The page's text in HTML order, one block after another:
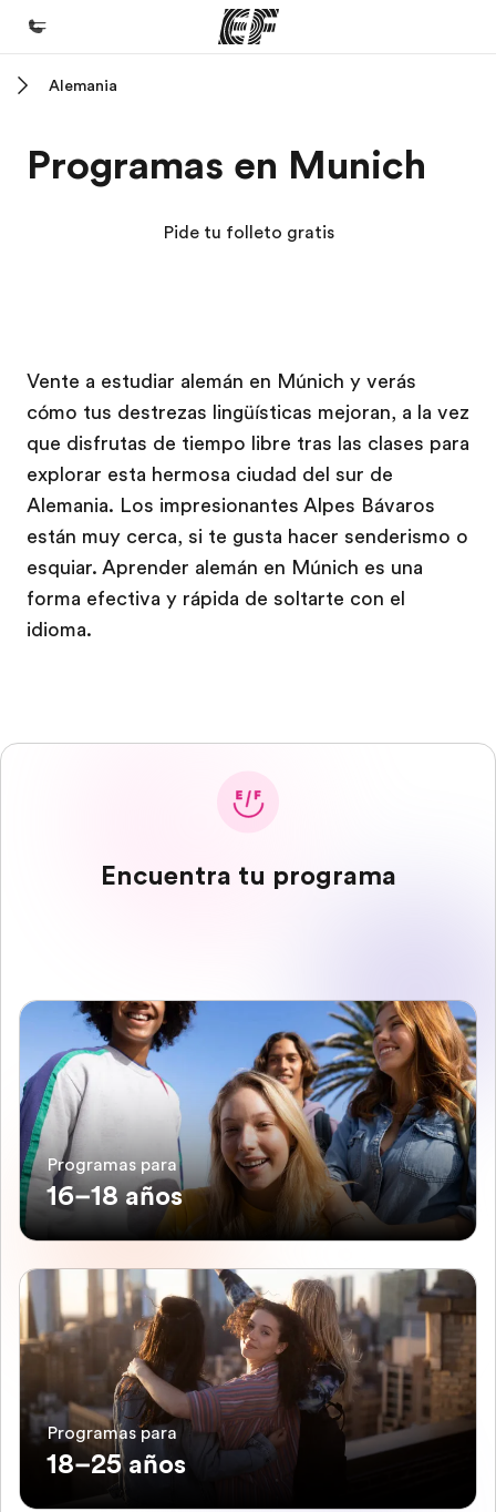
Programas
Quiénes somos
Trabajos
Únete al equipo
Alemania
Programas en Munich
Pide tu folleto gratis
Vente a estudiar alemán en Múnich y verás
cómo tus destrezas lingüísticas mejoran, a la vez
que disfrutas de tiempo libre tras las clases para
explorar esta hermosa ciudad del sur de
Alemania. Los impresionantes Alpes Bávaros
están muy cerca, si te gusta hacer senderismo o
esquiar. Aprender alemán en Múnich es una
forma efectiva y rápida de soltarte con el
idioma.
Encuentra tu programa
Programas para
16–18 años
Programas para
18–25 años